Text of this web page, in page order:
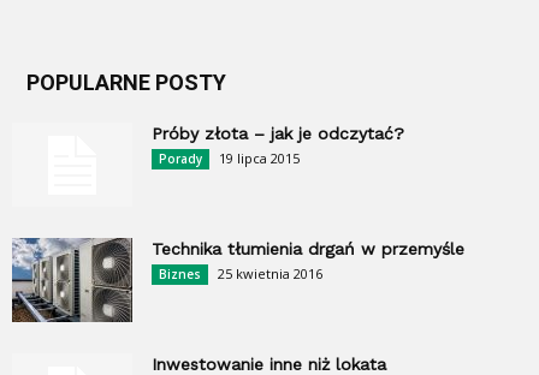
POPULARNE POSTY
Próby złota – jak je odczytać?
Porady 19 lipca 2015
Technika tłumienia drgań w przemyśle
Biznes 25 kwietnia 2016
Inwestowanie inne niż lokata